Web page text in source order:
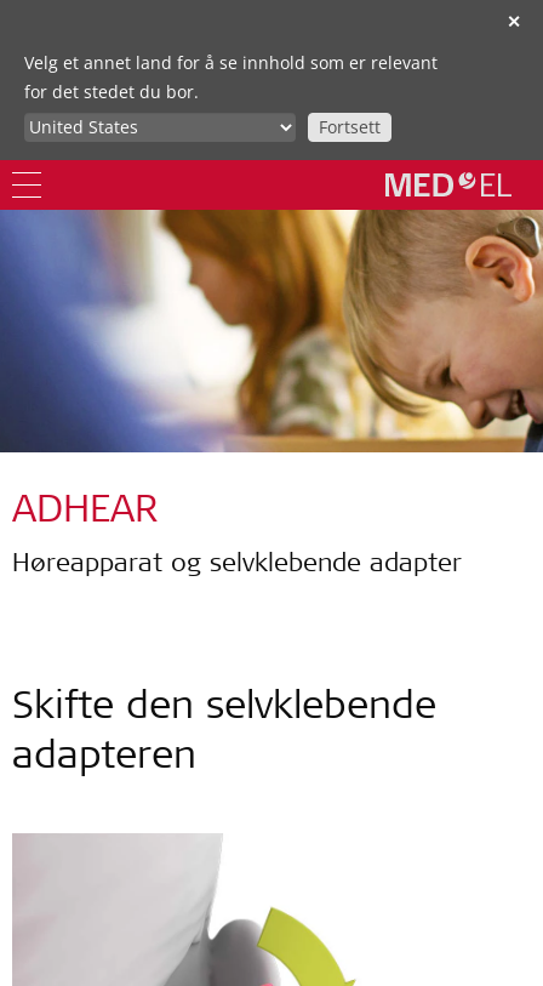
✕
Velg et annet land for å se innhold som er relevant
for det stedet du bor.
Fortsett
ADHEAR
Høreapparat og selvklebende adapter
Skifte den selvklebende
adapteren